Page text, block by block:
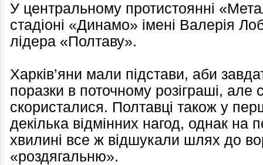
У центральному протистоянні
стадіоні «Динамо» імені Валерія
лідера «Полтаву».
Харків’яни мали підстави, аби
поразки в поточному розіграші,
скористалися. Полтавці також у
декілька відмінних нагод, однак на
хвилині все ж відшукали шлях до
«роздягальню».